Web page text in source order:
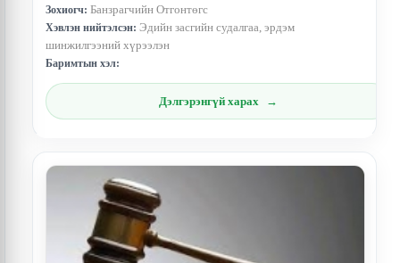
Зохиогч: Банзрагчийн Отгонтөгс
Хэвлэн нийтэлсэн: Эдийн засгийн судалгаа, эрдэм
шинжилгээний хүрээлэн
Баримтын хэл:
Дэлгэрэнгүй харах